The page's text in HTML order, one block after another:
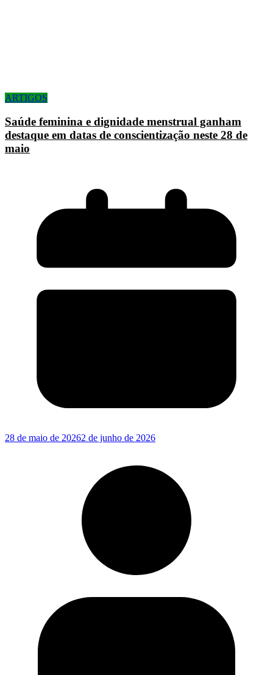
ARTIGOS
Saúde feminina e dignidade menstrual ganham
destaque em datas de conscientização neste 28 de
maio
28 de maio de 20262 de junho de 2026